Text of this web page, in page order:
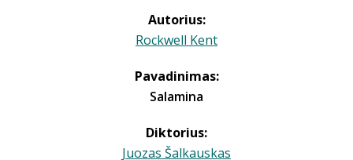
Autorius:
Rockwell Kent
Pavadinimas:
Salamina
Diktorius:
Juozas Šalkauskas